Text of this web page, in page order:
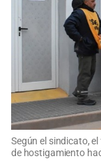
Según el sindicato,
de hostigamiento